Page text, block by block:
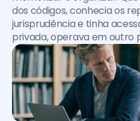
dos códigos, conhecia os
jurisprudência e tinha
privada, operava em outro